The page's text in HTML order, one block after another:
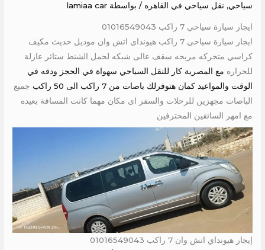
سياحي, نقل سياحي في القاهره / بواسطة lamiaa car
ايجار سيارة سياحي 7 راكب 01016549043
ايجار سيارة سياحي 7 راكب هيونداى اتش وان موديل حديث مكيف
كراسي متحركه مريحه سقف عالى شبكه لحمل الشنط ستائر عازلة
للحراره مع المصرية كار للنقل السياحي سهواة في الحجز ودقه في
الوقت والمواعيد كمان هتوفرلك باصات من 7 راكب الى 50 راكب
جميع
الباصات مجهزين للرحلات والسفر اى مكان مهما كانت المسافة بعيده
مع امهر السائقين المحترفين
إيجار هيونداي اتش وان 7 راكب 01016549043